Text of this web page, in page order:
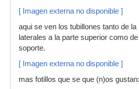
[ Imagen externa no disponible ]
aqui se ven los tubillones tanto de la
laterales a la parte superior como
soporte.
[ Imagen externa no disponible ]
mas fotillos que se que (n)os gustan: